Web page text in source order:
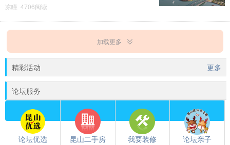
凉瞳 4706阅读
加载更多
精彩活动 更多
论坛服务
论坛优选 昆山二手房 我要装修 论坛亲子